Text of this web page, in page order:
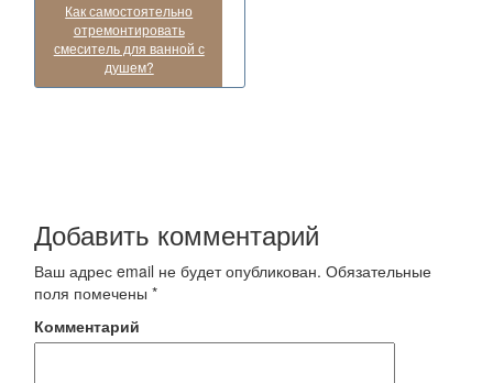
Как самостоятельно
отремонтировать
смеситель для ванной с
душем?
Добавить комментарий
Ваш адрес email не будет опубликован. Обязательные
поля помечены*
Комментарий